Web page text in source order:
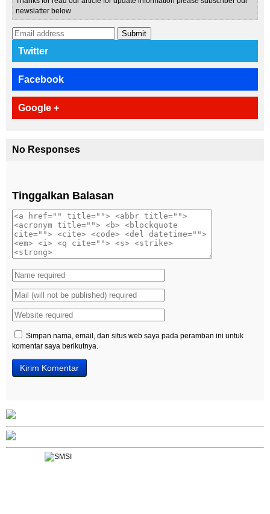
newslatter below
Submit
Twitter
Facebook
Google +
No Responses
Tinggalkan Balasan
Simpan nama, email, dan situs web saya pada peramban ini untuk
komentar saya berikutnya.